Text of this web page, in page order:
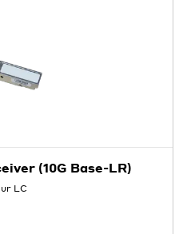
(10G Base-LR)
LC